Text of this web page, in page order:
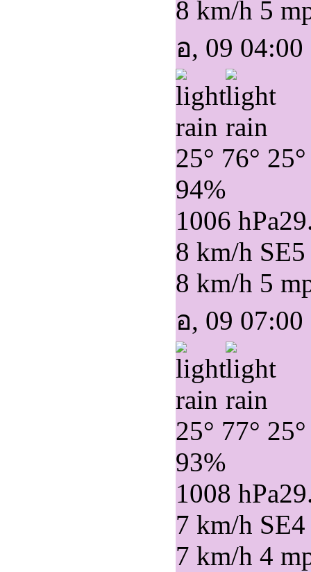
8 km/h 5
อ, 09 04:00
25° 76° 25°
94%
1006 hPa
8 km/h SE
8 km/h 5
อ, 09 07:00
25° 77° 25°
93%
1008 hPa
7 km/h SE4
7 km/h 4